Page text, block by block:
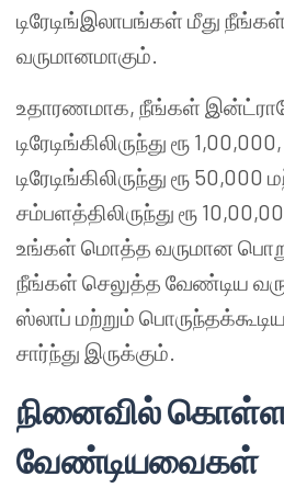
டிரேடிங்இலாபங்கள் மீது
வருமானமாகும்.
உதாரணமாக, நீங்கள்
டிரேடிங்கிலிருந்து ரூ
டிரேடிங்கிலிருந்து ரூ
சம்பளத்திலிருந்து ரூ
உங்கள் மொத்த வருமான
நீங்கள் செலுத்த வேண்டிய
ஸ்லாப் மற்றும்
சார்ந்து இருக்கும்.
நினைவில்
வேண்டியவைகள்